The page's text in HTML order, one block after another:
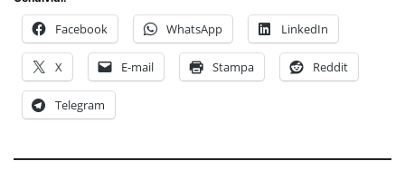
Facebook WhatsApp LinkedIn
X E-mail Stampa Reddit
Telegram